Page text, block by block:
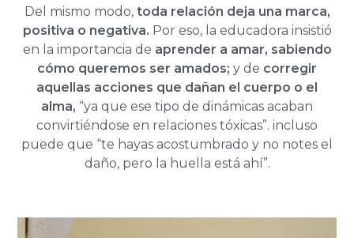
Del mismo modo, toda relación deja una marca,
positiva o negativa. Por eso, la educadora insistió
en la importancia de aprender a amar, sabiendo
cómo queremos ser amados; y de corregir
aquellas acciones que dañan el cuerpo o el
alma, “ya que ese tipo de dinámicas acaban
convirtiéndose en relaciones tóxicas”. incluso
puede que “te hayas acostumbrado y no notes el
daño, pero la huella está ahí”.